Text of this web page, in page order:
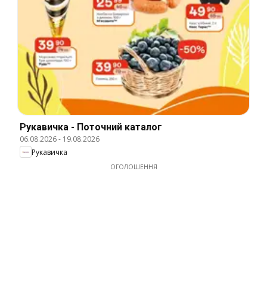
Рукавичка - Поточний каталог
06.08.2026- 19.08.2026
Рукавичка
ОГОЛОШЕННЯ